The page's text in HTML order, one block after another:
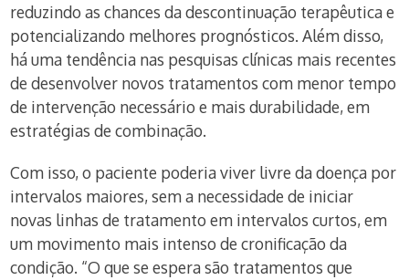
reduzindo as chances da descontinuação terapêutica e
potencializando melhores prognósticos. Além disso,
há uma tendência nas pesquisas clínicas mais recentes
de desenvolver novos tratamentos com menor tempo
de intervenção necessário e mais durabilidade, em
estratégias de combinação.
Com isso, o paciente poderia viver livre da doença por
intervalos maiores, sem a necessidade de iniciar
novas linhas de tratamento em intervalos curtos, em
um movimento mais intenso de cronificação da
condição. “O que se espera são tratamentos que